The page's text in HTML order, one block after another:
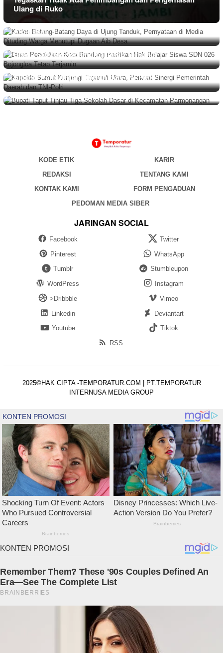
Ulang di Ruko
BERITA , DAERAH
Kades Batang-Batang Daya di Ujung Tanduk,
Pernyataan di Media Dituding Warga Menutupi Dugaan
Aib Desa
PEMERINTAHAN Agustus 6, 2026
Dinas Pendidikan Kota Bandung Pastikan Hak Belajar
Siswa SDN 026 Bojongloa Tetap Terjamin
BERITA Agustus 6, 2026
Kapolda Sumut Kunjungi Tapanuli Utara, Perkuat
Sinergi Pemerintah Daerah dan TNI-Polri
Bupati Taput Tinjau Tiga Sekolah Dasar di Kecamatan
Parmonangan
KODE ETIK
KARIR
REDAKSI
TENTANG KAMI
KONTAK KAMI
FORM PENGADUAN
PEDOMAN MEDIA SIBER
JARINGAN SOCIAL
Facebook
Twitter
Pinterest
WhatsApp
Tumblr
Stumbleupon
WordPress
Instagram
>Dribbble
Vimeo
Linkedin
Deviantart
Youtube
Tiktok
RSS
2025©HAK CIPTA -TEMPORATUR.COM | PT.TEMPORATUR
INTERNUSA MEDIA GROUP